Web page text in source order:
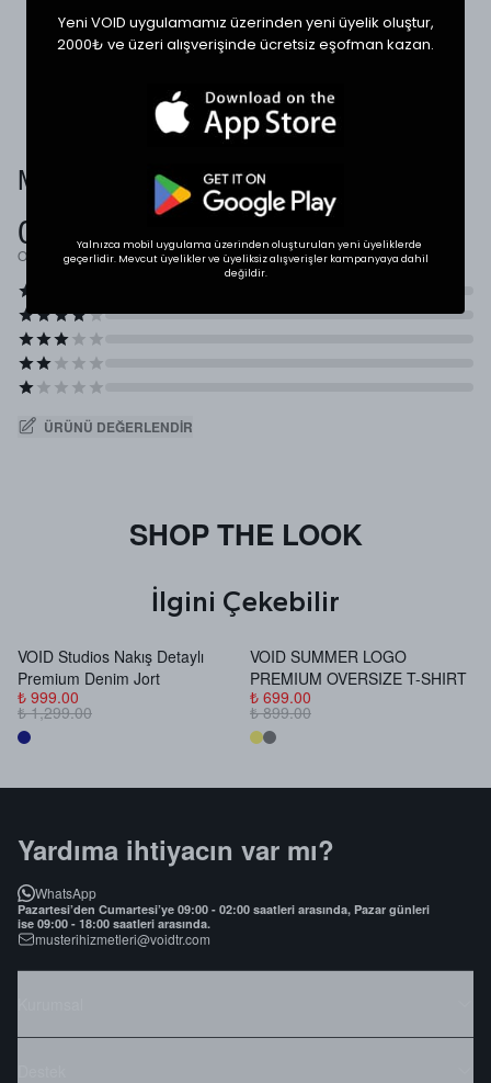
* Ölçülerde +1/-1 cm farklılık olabilir.
Müşteri Yorumları
0.0
Ortalama Puan
ÜRÜNÜ DEĞERLENDIR
SHOP THE LOOK
İlgini Çekebilir
VOID Studios Nakış Detaylı
Premium Denim Jort
₺ 999.00
₺ 1,299.00
VOID SUMMER LOGO
PREMIUM OVERSIZE T-SHIRT
₺ 699.00
₺ 899.00
Yardıma ihtiyacın var mı?
WhatsApp
Pazartesi’den Cumartesi’ye 09:00 - 02:00 saatleri arasında, Pazar günleri
ise 09:00 - 18:00 saatleri arasında.
musterihizmetleri@voidtr.com
Yeni VOID uygulamamız üzerinden yeni üyelik oluştur,
2000₺ ve üzeri alışverişinde ücretsiz eşofman kazan.
Yalnızca mobil uygulama üzerinden oluşturulan yeni üyeliklerde
geçerlidir. Mevcut üyelikler ve üyeliksiz alışverişler kampanyaya dahil
değildir.